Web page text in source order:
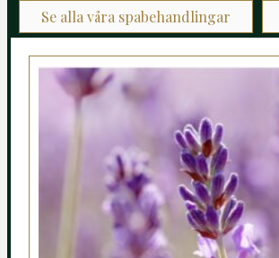
Se alla våra spabehandlingar